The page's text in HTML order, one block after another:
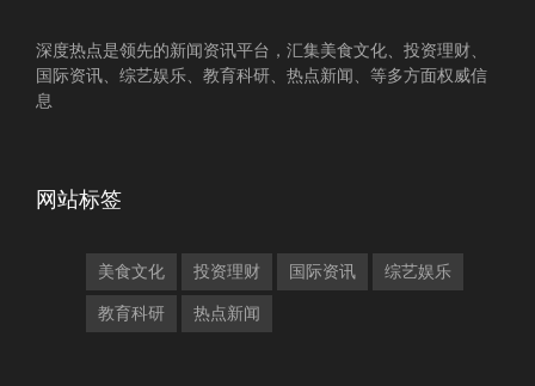
深度热点是领先的新闻资讯平台，汇集美食文化、投资理财、
国际资讯、综艺娱乐、教育科研、热点新闻、等多方面权威信
息
网站标签
美食文化 投资理财 国际资讯 综艺娱乐
教育科研 热点新闻